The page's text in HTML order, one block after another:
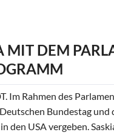
MIT DEM
Im Rahmen des
Bundestag und
den USA vergeben.